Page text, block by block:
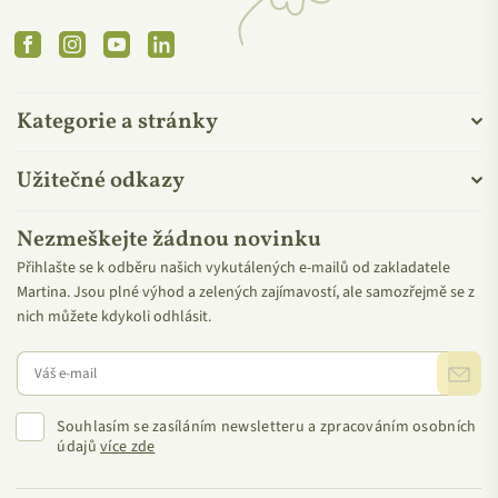
Produkty jsou vyrobeny ze složek
nežádoucích účinků.
testem.
akreditacemi, který zveřejňuje pravidla, seznamy
společností a certifikovaných produktů (včetně složek) a
reaguje na dotazy spotřebitelů.
FacebookInstagramYouTube
Kategorie a stránky
Užitečné odkazy
Nezmeškejte žádnou novinku
Přihlašte se k odběru našich vykutálených e-mailů od zakladatele
Martina. Jsou plné výhod a zelených zajímavostí, ale samozřejmě se z
nich můžete kdykoli odhlásit.
Souhlasím se zasíláním newsletteru a zpracováním osobních
údajůvíce zde